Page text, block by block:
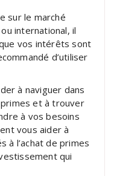
sur le marché
international, il
vos intérêts sont
d’utiliser
à naviguer dans
et à trouver
à vos besoins
vous aider à
à l’achat de primes
qui